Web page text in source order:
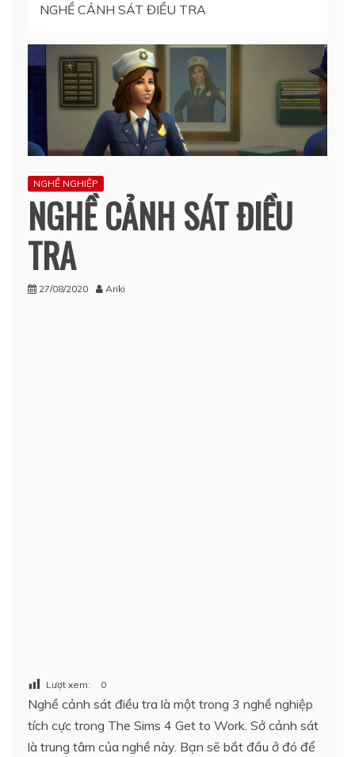
NGHỀ CẢNH SÁT ĐIỀU TRA
NGHỀ NGHIỆP
NGHỀ CẢNH SÁT ĐIỀU
TRA
27/08/2020 Ariki
Lượt xem: 0
Nghề cảnh sát điều tra là một trong 3 nghề nghiệp
tích cực trong The Sims 4 Get to Work. Sở cảnh sát
là trung tâm của nghề này. Bạn sẽ bắt đầu ở đó để